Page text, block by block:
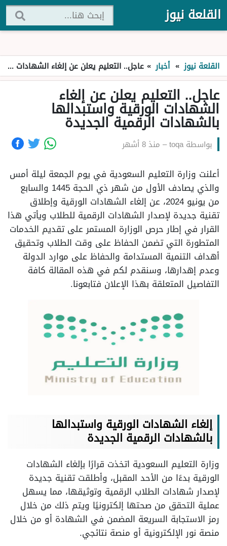
القلعة نيوز
القلعة نيوز » أخبار » عاجل.. التعليم يعلن عن إلغاء الشهادات الورقية واستبدالها بالشهادات الرقمية الجديدة
عاجل.. التعليم يعلن عن إلغاء
الشهادات الورقية واستبدالها
بالشهادات الرقمية الجديدة
بواسطةtoqa
– منذ 8 أشهر
أعلنت وزارة التعليم السعودية في يوم الجمعة ليلة أمس
والذي يصادف الأول من شهر ذي الحجة 1445 والسابع
من يونيو 2024، عن إلغاء الشهادات الورقية وإطلاق
تقنية جديدة لإصدار الشهادات الرقمية للطلاب ويأتي هذا
القرار في إطار حرص الوزارة المستمر على تقديم الخدمات
المتطورة التي تضمن الحفاظ على وقت الطلاب وتحقيق
أهداف التنمية المستدامة والحفاظ على موارد الدولة
وعدم إهدارها، وسنقدم لكم في هذه المقالة كافة
التفاصيل المتعلقة بهذا الإعلان فتابعونا.
إلغاء الشهادات الورقية واستبدالها
بالشهادات الرقمية الجديدة
وزارة التعليم السعودية اتخذت قرارًا بإلغاء الشهادات
الورقية بدءًا من الأحد المقبل، وأطلقت تقنية جديدة
لإصدار شهادات الطلاب الرقمية وتوثيقها، مما يسهل
عملية التحقق من صحتها إلكترونيًا ويتم ذلك من خلال
رمز الاستجابة السريعة المضمن في الشهادة أو من خلال
منصة نور الإلكترونية أو منصة نتائجي.